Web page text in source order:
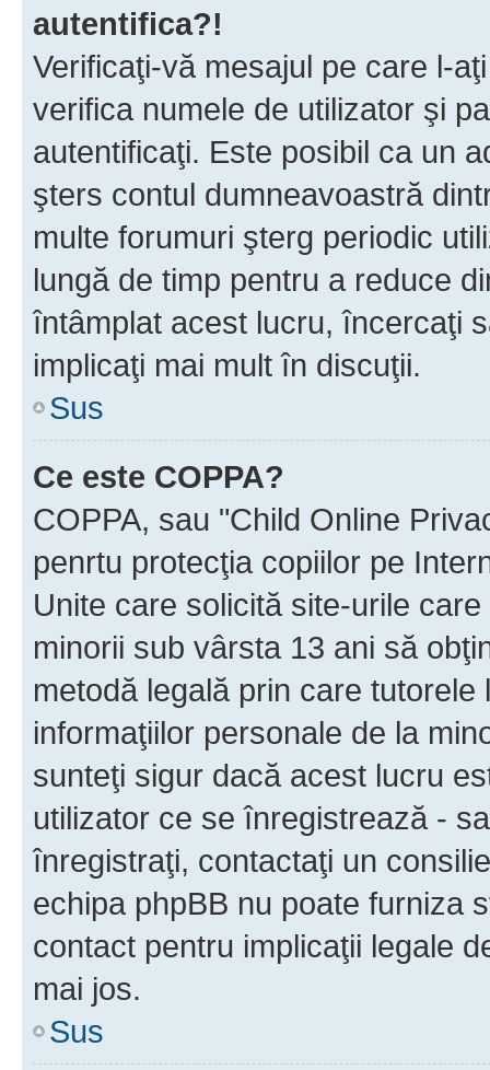
autentifica?!
Verificaţi-vă mesajul pe care l-
verifica numele de utilizator şi
autentificaţi. Este posibil ca un
şters contul dumneavoastră
multe forumuri şterg periodic
lungă de timp pentru a reduce
întâmplat acest lucru, încercaţi
implicaţi mai mult în discuţii.
Sus
Ce este COPPA?
COPPA, sau "Child Online
penrtu protecţia copiilor pe
Unite care solicită site-urile
minorii sub vârsta 13 ani să
metodă legală prin care
informaţiilor personale de la
sunteţi sigur dacă acest lucru
utilizator ce se înregistrează -
înregistraţi, contactaţi un
echipa phpBB nu poate furniza
contact pentru implicaţii legale
mai jos.
Sus